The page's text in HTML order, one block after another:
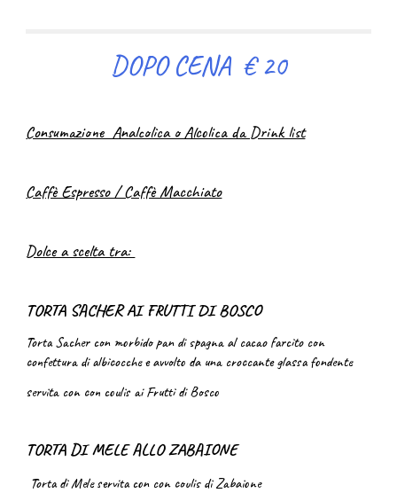
DOPO CENA € 20
Consumazione Analcolica o Alcolica da Drink list
Caffè Espresso / Caffè Macchiato
Dolce a scelta tra:
TORTA SACHER AI FRUTTI DI BOSCO
Torta Sacher con morbido pan di spagna al cacao farcito con
confettura di albicocche e avvolto da una croccante glassa fondente
servita con con coulis ai Frutti di Bosco
TORTA DI MELE ALLO ZABAIONE
Torta di Meleservita con con coulis di Zabaione